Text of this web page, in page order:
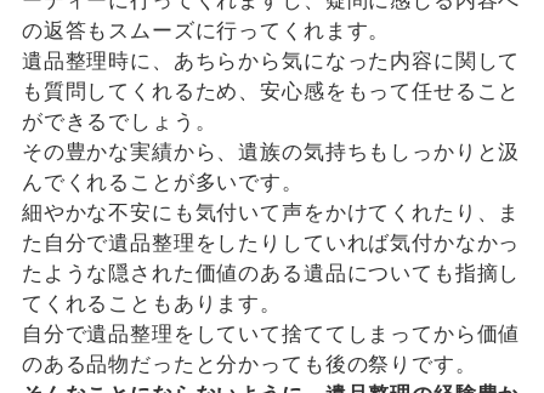
の返答もスムーズに行ってくれます。
遺品整理時に、あちらから気になった内容に関して
も質問してくれるため、安心感をもって任せること
ができるでしょう。
その豊かな実績から、遺族の気持ちもしっかりと汲
んでくれることが多いです。
細やかな不安にも気付いて声をかけてくれたり、ま
た自分で遺品整理をしたりしていれば気付かなかっ
たような隠された価値のある遺品についても指摘し
てくれることもあります。
自分で遺品整理をしていて捨ててしまってから価値
のある品物だったと分かっても後の祭りです。